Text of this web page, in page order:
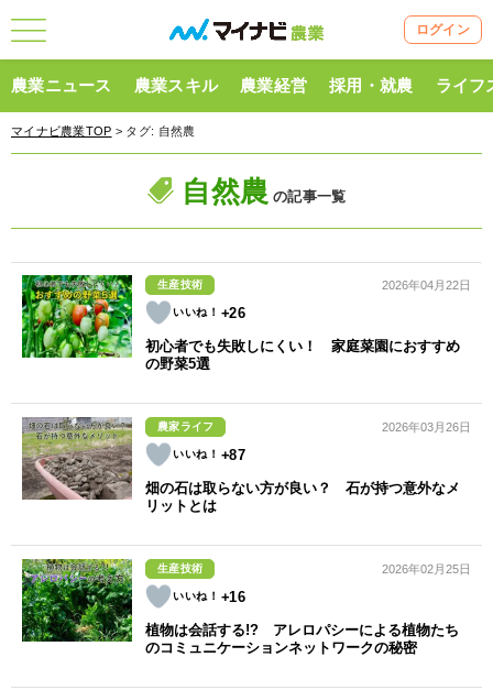
ログイン
農業ニュース 農業スキル 農業経営 採用・就農 ライフ
マイナビ農業TOP > タグ: 自然農
自然農 の記事一覧
生産技術
+26
2026年04月22日
初心者でも失敗しにくい！ 家庭菜園におすすめ
の野菜5選
農家ライフ
+87
2026年03月26日
畑の石は取らない方が良い？ 石が持つ意外なメ
リットとは
生産技術
+16
2026年02月25日
植物は会話する!? アレロパシーによる植物たち
のコミュニケーションネットワークの秘密